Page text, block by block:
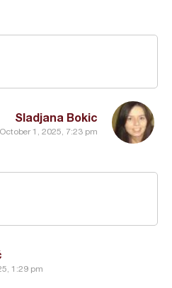
Sladjana Bokic
October 1, 2025, 7:23 pm
1:29 pm